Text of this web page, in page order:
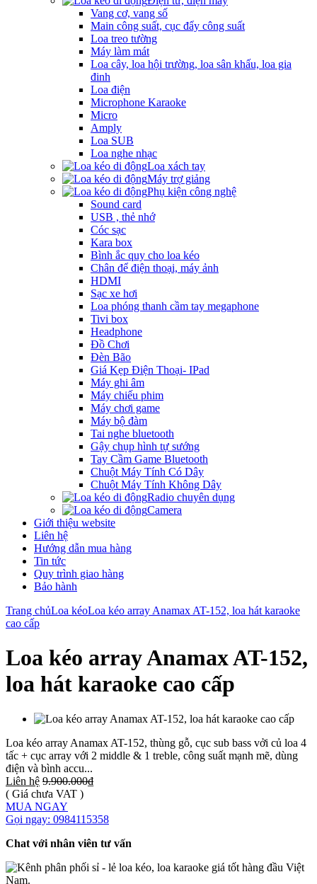
Vang cơ, vang số
Main công suất, cục đẩy công suất
Loa treo tường
Máy làm mát
Loa cây, loa hội trường, loa sân khấu, loa gia
đinh
Loa điện
Microphone Karaoke
Micro
Amply
Loa SUB
Loa nghe nhạc
Loa xách tay
Máy trợ giảng
Phụ kiện công nghệ
Sound card
USB , thẻ nhớ
Cóc sạc
Kara box
Bình ắc quy cho loa kéo
Chân để điện thoại, máy ảnh
HDMI
Sạc xe hơi
Loa phóng thanh cầm tay megaphone
Tivi box
Headphone
Đồ Chơi
Đèn Bão
Giá Kẹp Điện Thoại- IPad
Máy ghi âm
Máy chiếu phim
Máy chơi game
Máy bộ đàm
Tai nghe bluetooth
Gậy chụp hình tự sướng
Tay Cầm Game Bluetooth
Chuột Máy Tính Có Dây
Chuột Máy Tính Không Dây
Radio chuyên dụng
Camera
Giới thiệu website
Liên hệ
Hướng dẫn mua hàng
Tin tức
Quy trình giao hàng
Bảo hành
Trang chủLoa kéoLoa kéo array Anamax AT-152, loa hát karaoke
cao cấp
Loa kéo array Anamax AT-152,
loa hát karaoke cao cấp
Loa kéo array Anamax AT-152, thùng gỗ, cục sub bass vởi củ loa 4
tấc + cục array với 2 middle & 1 treble, công suất mạnh mẽ, dùng
điện và bình accu...
Liên hệ 9.900.000₫
( Giá chưa VAT )
MUA NGAY
Gọi ngay: 0984115358
Chat với nhân viên tư vấn